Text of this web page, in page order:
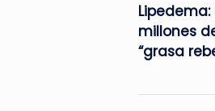
millones
“grasa